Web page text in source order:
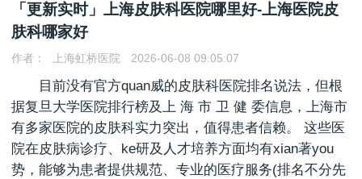
「更新实时」上海皮肤科医院哪里好-上海医院皮
肤科哪家好
作者： 上海虹桥医院 2026-06-08 09:05:07
目前没有官方quan威的皮肤科医院排名说法，但根
据复旦大学医院排行榜及上 海 市 卫 健 委信息，上海市
有多家医院的皮肤科实力突出，值得患者信赖。 这些医
院在皮肤病诊疗、ke研及人才培养方面均有xian著you
势，能够为患者提供规范、专业的医疗服务(排名不分先